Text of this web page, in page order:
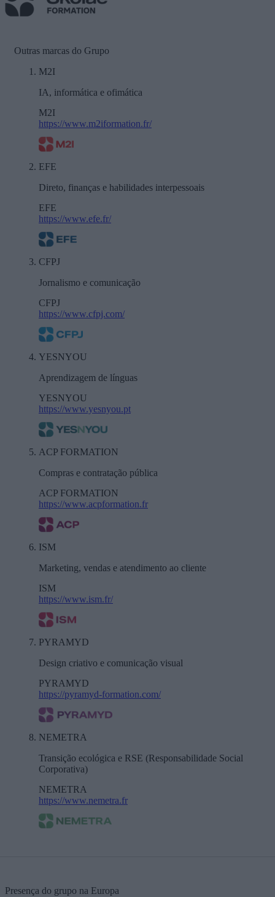
Outras marcas do Grupo
M2I
IA, informática e ofimática
M2I
https://www.m2iformation.fr/
EFE
Direto, finanças e habilidades interpessoais
EFE
https://www.efe.fr/
CFPJ
Jornalismo e comunicação
CFPJ
https://www.cfpj.com/
YESNYOU
Aprendizagem de línguas
YESNYOU
https://www.yesnyou.pt
ACP FORMATION
Compras e contratação pública
ACP FORMATION
https://www.acpformation.fr
ISM
Marketing, vendas e atendimento ao cliente
ISM
https://www.ism.fr/
PYRAMYD
Design criativo e comunicação visual
PYRAMYD
https://pyramyd-formation.com/
NEMETRA
Transição ecológica e RSE (Responsabilidade Social
Corporativa)
NEMETRA
https://www.nemetra.fr
Presença do grupo na Europa